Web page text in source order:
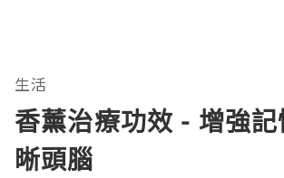
生活
香薰治療功效 - 增強
晰頭腦